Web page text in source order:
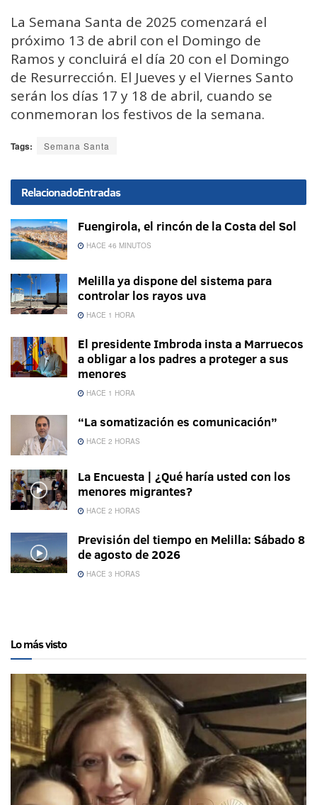
La Semana Santa de 2025 comenzará el
próximo 13 de abril con el Domingo de
Ramos y concluirá el día 20 con el Domingo
de Resurrección. El Jueves y el Viernes Santo
serán los días 17 y 18 de abril, cuando se
conmemoran los festivos de la semana.
Tags: Semana Santa
RelacionadoEntradas
Fuengirola, el rincón de la Costa del Sol
HACE 46 MINUTOS
Melilla ya dispone del sistema para
controlar los rayos uva
HACE 1 HORA
El presidente Imbroda insta a Marruecos
a obligar a los padres a proteger a sus
menores
HACE 1 HORA
“La somatización es comunicación”
HACE 2 HORAS
La Encuesta | ¿Qué haría usted con los
menores migrantes?
HACE 2 HORAS
Previsión del tiempo en Melilla: Sábado 8
de agosto de 2026
HACE 3 HORAS
Lo más visto